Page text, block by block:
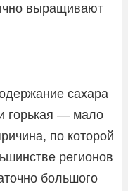
выращивают
сахара
горькая — мало
по которой
регионов
большого